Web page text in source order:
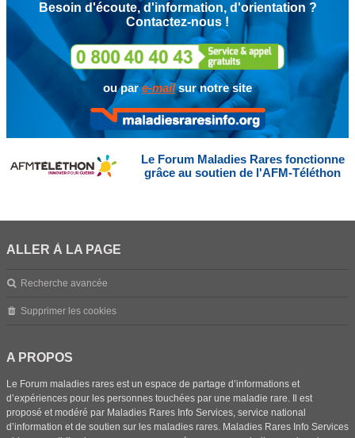
Besoin d'écoute, d'information, d'orientation ?
Contactez-nous !
ou pare-mailsur notre site
Le Forum Maladies Rares fonctionne
grâce au soutien de l'AFM-Téléthon
ALLER À LA PAGE
Recherche avancée
Supprimer les cookies
A PROPOS
Le Forum maladies rares est un espace de partage d’informations et
d’expériences pour les personnes touchées par une maladie rare. Il est
proposé et modéré par Maladies Rares Info Services, service national
d’information et de soutien sur les maladies rares. Maladies Rares Info Services